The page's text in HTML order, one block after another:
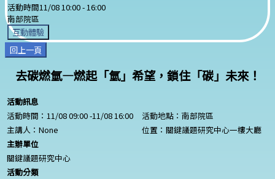
活動時間11/08 10:00 - 16:00
南部院區
互動體驗
回上一頁
去碳燃氫—燃起「氫」希望，鎖住「碳」未來！
活動訊息
活動時間：11/08 09:00 -11/08 16:00
活動地點：南部院區
主講人： None
位置：關鍵議題研究中心一樓大廳
主辦單位
關鍵議題研究中心
活動分類